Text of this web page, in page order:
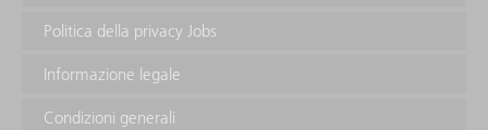
Politica della privacy Jobs
Informazione legale
Condizioni generali